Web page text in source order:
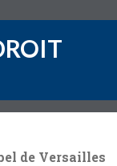
de Versailles